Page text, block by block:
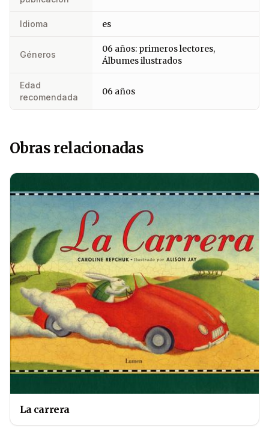
Idioma es
Géneros
06 años: primeros lectores,
Álbumes ilustrados
Edad
recomendada
06 años
Obras relacionadas
La carrera